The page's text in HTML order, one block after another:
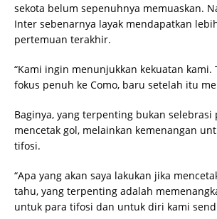
sekota belum sepenuhnya memuaskan.
Inter sebenarnya layak mendapatkan
pertemuan terakhir.
“Kami ingin menunjukkan kekuatan kami.
fokus penuh ke Como, baru setelah itu
Baginya, yang terpenting bukan selebrasi
mencetak gol, melainkan kemenangan
tifosi.
“Apa yang akan saya lakukan jika
tahu, yang terpenting adalah
untuk para tifosi dan untuk diri kami